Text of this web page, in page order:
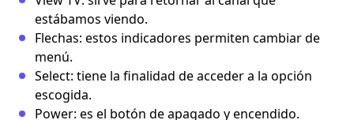
estábamos viendo.
Flechas: estos indicadores permiten cambiar de
menú.
Select: tiene la finalidad de acceder a la opción
escogida.
Power: es el botón de apagado y encendido.